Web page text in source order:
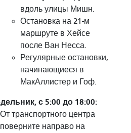
вдоль улицы Мишн.
Остановка на 21-м
маршруте в Хейсе
после Ван Несса.
Регулярные остановки,
начинающиеся в
МакАллистер и Гоф.
с 5:00 до 18:00:
От транспортного центра
поверните направо на